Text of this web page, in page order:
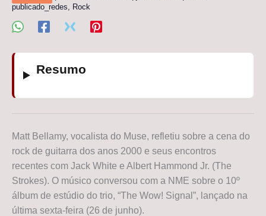
publicado_redes, Rock
Resumo
Matt Bellamy, vocalista do Muse, refletiu sobre a cena do
rock de guitarra dos anos 2000 e seus encontros
recentes com Jack White e Albert Hammond Jr. (The
Strokes). O músico conversou com a NME sobre o 10º
álbum de estúdio do trio, “The Wow! Signal”, lançado na
última sexta-feira (26 de junho).